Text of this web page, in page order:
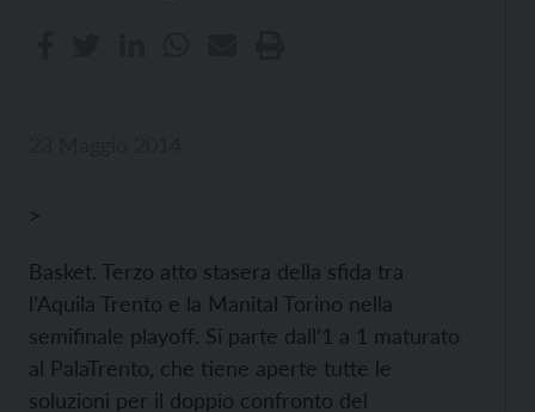
>
Basket. Terzo atto stasera della sfida tra
l’Aquila Trento e la Manital Torino nella
semifinale playoff. Si parte dall’1 a 1 maturato
al PalaTrento, che tiene aperte tutte le
soluzioni per il doppio confronto del